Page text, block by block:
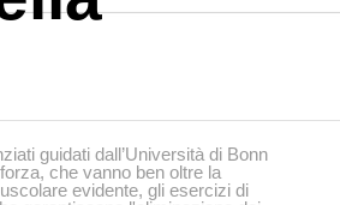
guidati dall’Università di Bonn
che vanno ben oltre la
evidente, gli esercizi di